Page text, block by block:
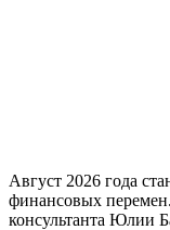
Август 2026 года
финансовых
консультанта Юлии